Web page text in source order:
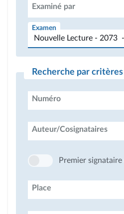
Examiné par
Examen
Recherche par critères
Numéro
Auteur/Cosignataires
Premier
Place